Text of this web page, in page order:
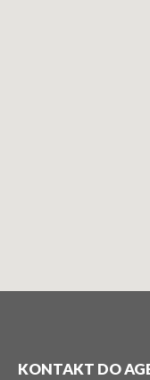
KONTAKT DO